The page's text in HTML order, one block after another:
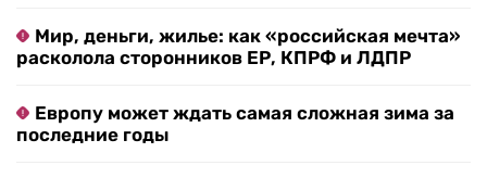
Мир, деньги, жилье: как «российская мечта»
расколола сторонников ЕР, КПРФ и ЛДПР
Европу может ждать самая сложная зима за
последние годы